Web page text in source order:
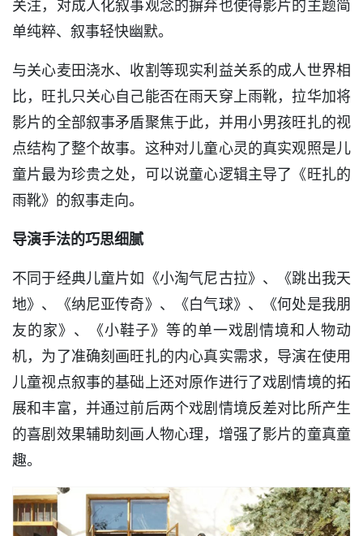
关注，对成人化叙事观念的摒弃也使得影片的主题简
单纯粹、叙事轻快幽默。
与关心麦田浇水、收割等现实利益关系的成人世界相
比，旺扎只关心自己能否在雨天穿上雨靴，拉华加将
影片的全部叙事矛盾聚焦于此，并用小男孩旺扎的视
点结构了整个故事。这种对儿童心灵的真实观照是儿
童片最为珍贵之处，可以说童心逻辑主导了《旺扎的
雨靴》的叙事走向。
导演手法的巧思细腻
不同于经典儿童片如《小淘气尼古拉》、《跳出我天
地》、《纳尼亚传奇》、《白气球》、《何处是我朋
友的家》、《小鞋子》等的单一戏剧情境和人物动
机，为了准确刻画旺扎的内心真实需求，导演在使用
儿童视点叙事的基础上还对原作进行了戏剧情境的拓
展和丰富，并通过前后两个戏剧情境反差对比所产生
的喜剧效果辅助刻画人物心理，增强了影片的童真童
趣。